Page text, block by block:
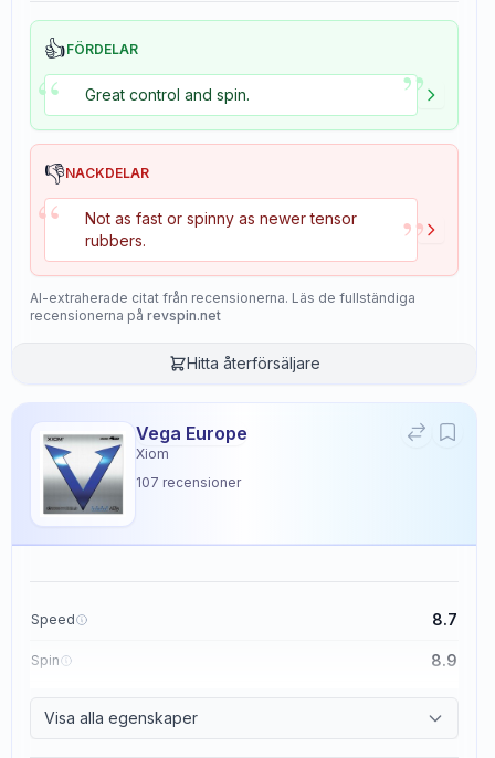
👍FÖRDELAR
“ Great control and spin. ”
👎NACKDELAR
“
Not as fast or spinny as newer tensor
rubbers.
”
AI-extraherade citat från recensionerna. Läs de fullständiga
recensionerna på revspin.net
Hitta återförsäljare
Vega Europe
Xiom
107 recensioner
Speed 8.7
Spin 8.9
Visa alla egenskaper